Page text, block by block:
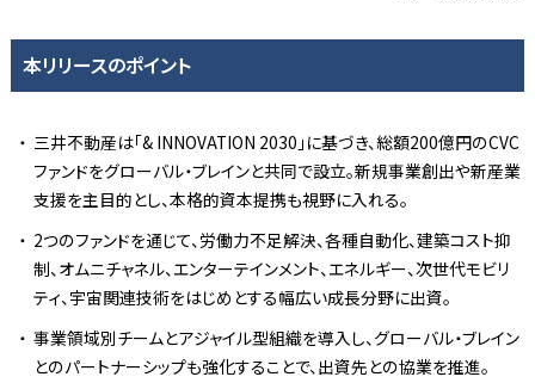
本リリースのポイント
三井不動産は「& INNOVATION 2030」に基づき、総額200億円のCVC
ファンドをグローバル・ブレインと共同で設立。新規事業創出や新産業
支援を主目的とし、本格的資本提携も視野に入れる。
2つのファンドを通じて、労働力不足解決、各種自動化、建築コスト抑
制、オムニチャネル、エンターテインメント、エネルギー、次世代モビリ
ティ、宇宙関連技術をはじめとする幅広い成長分野に出資。
事業領域別チームとアジャイル型組織を導入し、グローバル・ブレイン
とのパートナーシップも強化することで、出資先との協業を推進。